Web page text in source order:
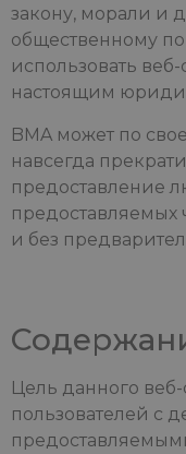
закону, морали и
общественному
использовать веб-
настоящим
BMA может по
навсегда
предоставление
предоставляемых
и без
Цель данного
пользователей с